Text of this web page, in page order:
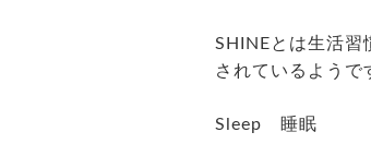
SHINEとは生活習
されているようで
Sleep 睡眠